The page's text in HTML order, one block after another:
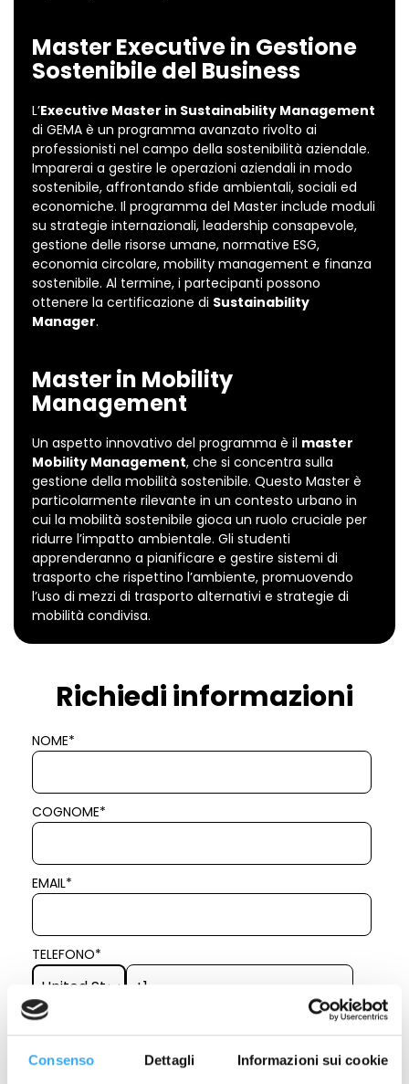
Consenso Dettagli Informazioni sui cookie
Master Executive in Gestione
Sostenibile del Business
L’Executive Master in Sustainability Management
di GEMA è un programma avanzato rivolto ai
professionisti nel campo della sostenibilità aziendale.
Imparerai a gestire le operazioni aziendali in modo
sostenibile, affrontando sfide ambientali, sociali ed
economiche. Il programma del Master include moduli
su strategie internazionali, leadership consapevole,
gestione delle risorse umane, normative ESG,
economia circolare, mobility management e finanza
sostenibile. Al termine, i partecipanti possono
ottenere la certificazione di Sustainability
Manager.
Master in Mobility
Management
Un aspetto innovativo del programma è il master
Mobility Management, che si concentra sulla
gestione della mobilità sostenibile. Questo Master è
particolarmente rilevante in un contesto urbano in
cui la mobilità sostenibile gioca un ruolo cruciale per
ridurre l’impatto ambientale. Gli studenti
apprenderanno a pianificare e gestire sistemi di
trasporto che rispettino l’ambiente, promuovendo
l’uso di mezzi di trasporto alternativi e strategie di
mobilità condivisa.
Richiedi informazioni
NOME*
COGNOME*
EMAIL*
TELEFONO*